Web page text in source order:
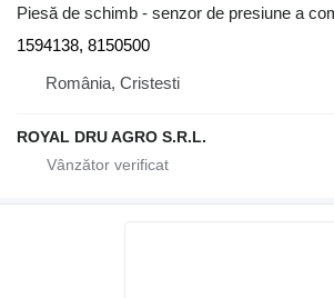
Piesă de schimb - senzor de presiune a
1594138, 8150500
România, Cristesti
ROYAL DRU AGRO S.R.L.